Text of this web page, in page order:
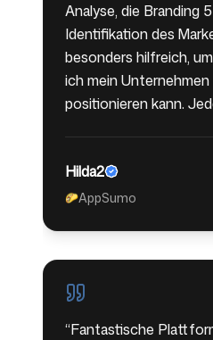
Analyse, die Branding
Identifikation des
besonders hilfreich,
ich mein Unternehmen
positionieren kann.
Hilda2
🌮AppSumo
“Fantastische